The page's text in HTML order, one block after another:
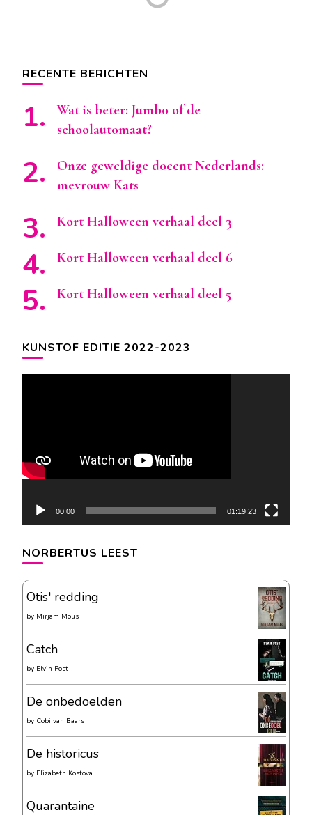
RECENTE BERICHTEN
Wat is beter: Jumbo of de
schoolautomaat?
Onze geweldige docent Nederlands:
mevrouw Kats
Kort Halloween verhaal deel 3
Kort Halloween verhaal deel 6
Kort Halloween verhaal deel 5
KUNSTOF EDITIE 2022-2023
00:00 01:19:23
NORBERTUS LEEST
Otis' redding
by Mirjam Mous
Catch
by Elvin Post
De onbedoelden
by Cobi van Baars
De historicus
by Elizabeth Kostova
Quarantaine